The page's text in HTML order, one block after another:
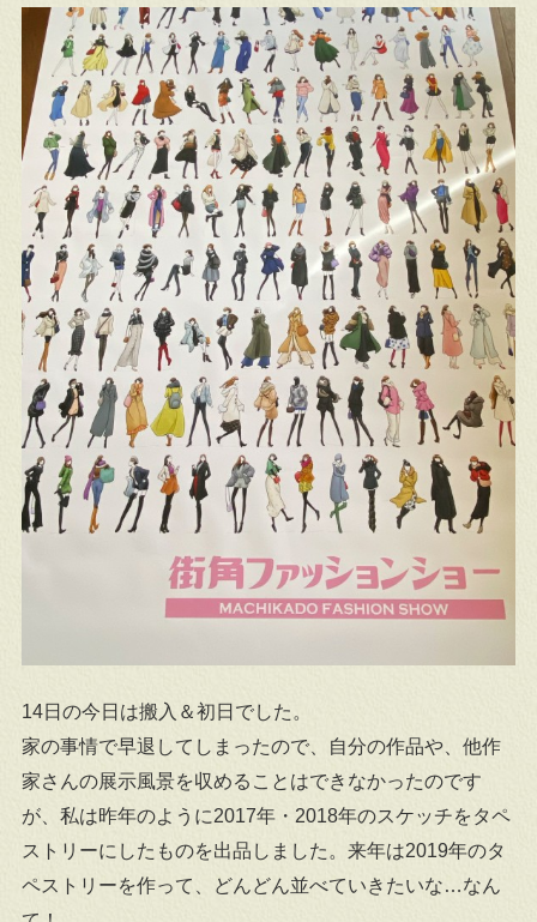
14日の今日は搬入＆初日でした。
家の事情で早退してしまったので、自分の作品や、他作
家さんの展示風景を収めることはできなかったのです
が、私は昨年のように2017年・2018年のスケッチをタペ
ストリーにしたものを出品しました。来年は2019年のタ
ペストリーを作って、どんどん並べていきたいな…なん